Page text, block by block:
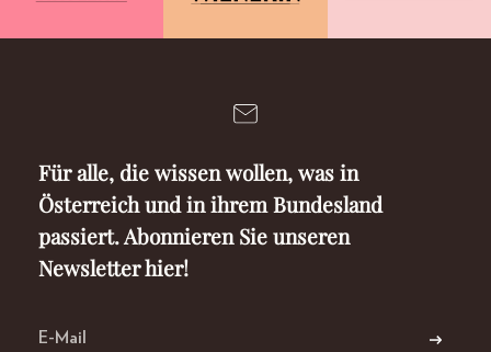
Für alle, die wissen wollen, was in
Österreich und in ihrem Bundesland
passiert. Abonnieren Sie unseren
Newsletter hier!